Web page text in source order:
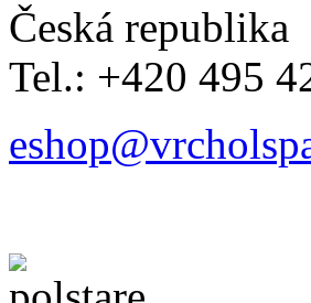
Česká republika
Tel.: +420 495